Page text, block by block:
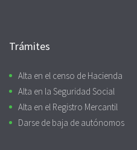
Trámites
Alta en el censo de Hacienda
Alta en la Seguridad Social
Alta en el Registro Mercantil
Darse de baja de autónomos